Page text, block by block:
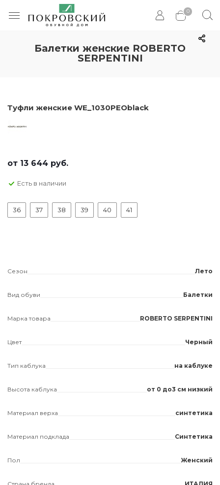
0
Балетки женские ROBERTO
SERPENTINI
Туфли женские WE_1030PEOblack
от 13 644 руб.
Есть в наличии
36 37 38 39 40 41
Сезон Лето
Вид обуви Балетки
Марка товара ROBERTO SERPENTINI
Цвет Черный
Тип каблука на каблуке
Высота каблука от 0 до3 см низкий
Материал верха синтетика
Материал подклада Синтетика
Пол Женский